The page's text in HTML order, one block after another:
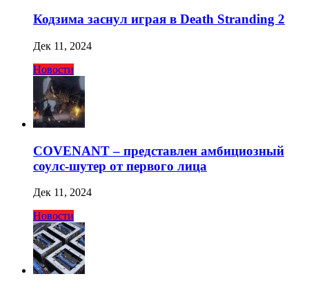
Кодзима заснул играя в Death Stranding 2
Дек 11, 2024
Новости
COVENANT – представлен амбициозный
соулс-шутер от первого лица
Дек 11, 2024
Новости